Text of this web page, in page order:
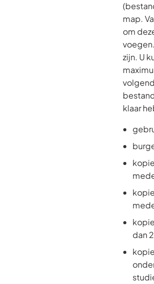
map.
om
zijn. U
klaar
dan